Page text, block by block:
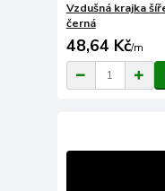
Vzdušná krajka
černá
48,64 Kč/m